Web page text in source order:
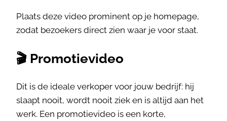
Plaats deze video prominent op je homepage,
zodat bezoekers direct zien waar je voor staat.
🎬 Promotievideo
Dit is de ideale verkoper voor jouw bedrijf: hij
slaapt nooit, wordt nooit ziek en is altijd aan het
werk. Een promotievideo is een korte,